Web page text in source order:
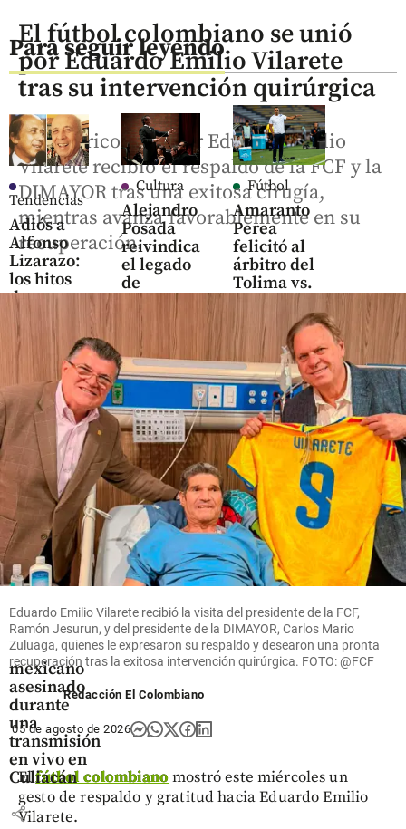
Para seguir leyendo
Tendencias
Adiós a
Alfonso
Lizarazo:
los hitos
de una
vida entre
el humor,
el
secuestro
y el
Senado
share
Cultura
Alejandro
Posada
reivindica
el legado
de
Leonard
Bernstein
en un
concierto
de Feria
de Flores
share
Fútbol
Amaranto
Perea
felicitó al
árbitro del
Tolima vs.
darle
continuidad
al juego
share
Mundo
¿Quién era
Gastélum?
El
influencer
mexicano
asesinado
durante
una
transmisión
en vivo en
Culiacán
share
El fútbol colombiano se unió
por Eduardo Emilio Vilarete
tras su intervención quirúrgica
El histórico goleador Eduardo Emilio
Vilarete recibió el respaldo de la FCF y la
DIMAYOR tras una exitosa cirugía,
mientras avanza favorablemente en su
recuperación.
Eduardo Emilio Vilarete recibió la visita del presidente de la FCF,
Ramón Jesurun, y del presidente de la DIMAYOR, Carlos Mario
Zuluaga, quienes le expresaron su respaldo y desearon una pronta
recuperación tras la exitosa intervención quirúrgica. FOTO: @FCF
Redacción El Colombiano
05 de agosto de 2026
Elfútbol colombianomostró este miércoles un
gesto de respaldo y gratitud hacia Eduardo Emilio
Vilarete.